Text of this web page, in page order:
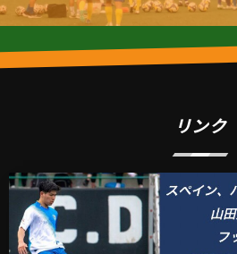
リンク